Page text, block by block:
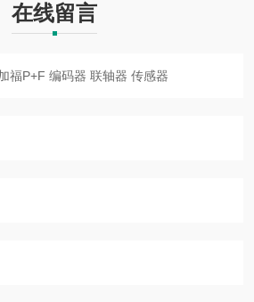
在线留言